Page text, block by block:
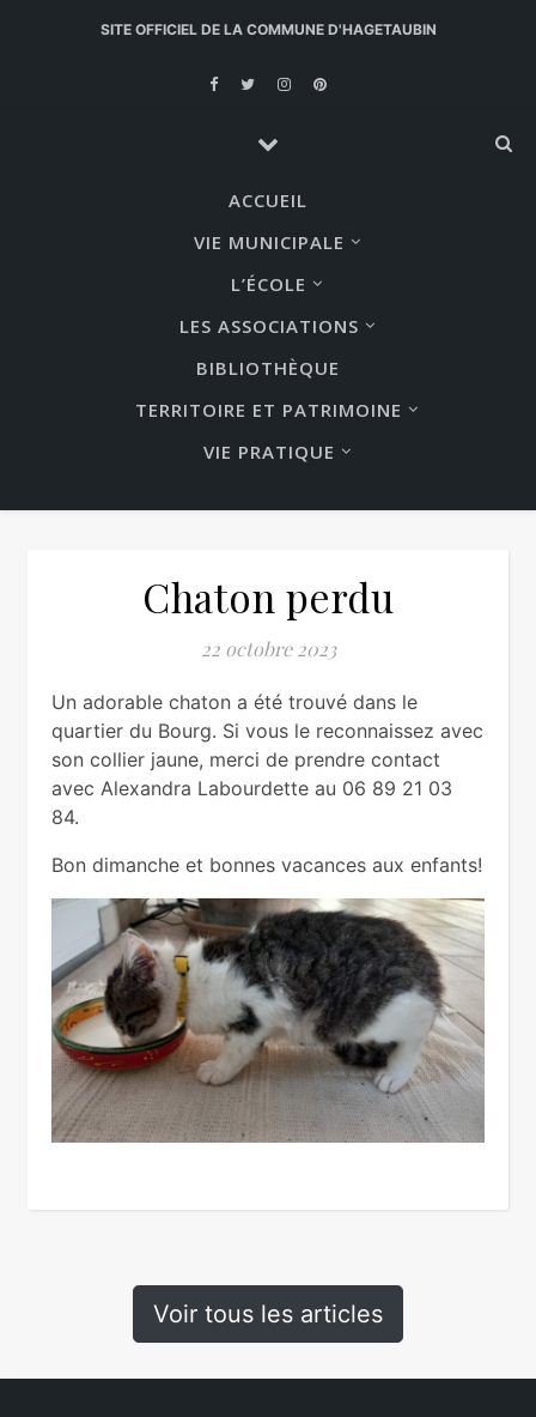
SITE OFFICIEL DE LA COMMUNE D'HAGETAUBIN
ACCUEIL
VIE MUNICIPALE
L’ÉCOLE
LES ASSOCIATIONS
BIBLIOTHÈQUE
TERRITOIRE ET PATRIMOINE
VIE PRATIQUE
Chaton perdu
22 octobre 2023
Un adorable chaton a été trouvé dans le
quartier du Bourg. Si vous le reconnaissez avec
son collier jaune, merci de prendre contact
avec Alexandra Labourdette au 06 89 21 03
84.
Bon dimanche et bonnes vacances aux enfants!
Voir tous les articles